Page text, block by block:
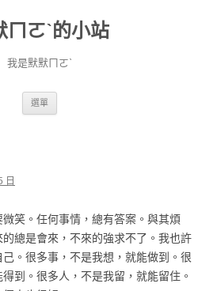
ㄇㄛˋ的小站
我是默默ㄇㄛˋ
選單
日
笑。任何事情，總有答案。與其煩
總是會來，不來的強求不了。我也許
。很多事，不是我想，就能做到。很
到。很多人，不是我留，就能留住。